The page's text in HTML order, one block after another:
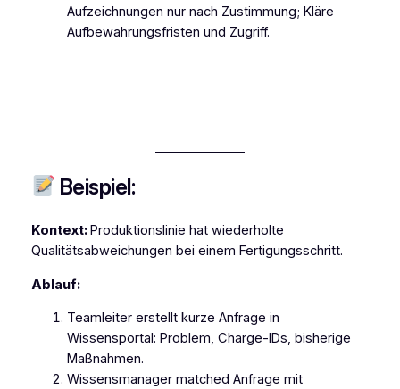
Aufzeichnungen nur nach Zustimmung; Kläre
Aufbewahrungsfristen und Zugriff.
Beispiel:
Kontext:Produktionslinie hat wiederholte
Qualitätsabweichungen bei einem Fertigungsschritt.
Ablauf:
Teamleiter erstellt kurze Anfrage in
Wissensportal: Problem, Charge‑IDs, bisherige
Maßnahmen.
Wissensmanager matched Anfrage mit